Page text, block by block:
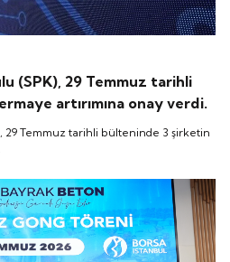
(SPK), 29 Temmuz tarihli
artırımına onay verdi.
29 Temmuz tarihli bülteninde 3 şirketin